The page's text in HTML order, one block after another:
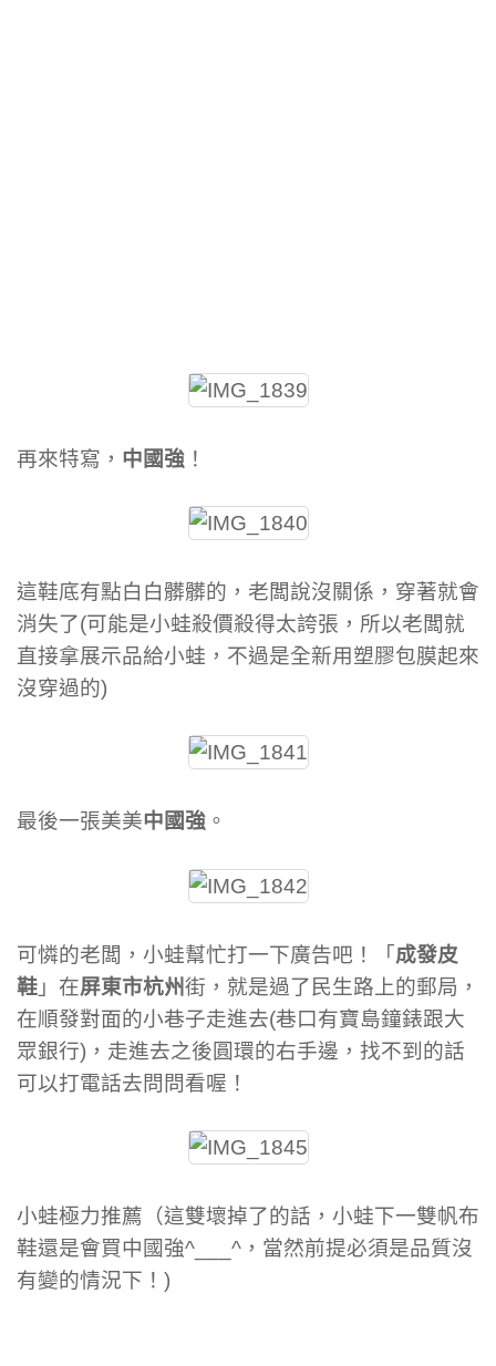
再來特寫， 中國強 ！
這鞋底有點白白髒髒的，老闆說沒關係，穿著就會
消失了(可能是小蛙殺價殺得太誇張，所以老闆就
直接拿展示品給小蛙，不過是全新用塑膠包膜起來
沒穿過的)
最後一張美美中國強 。
可憐的老闆，小蛙幫忙打一下廣告吧！「成發皮
鞋 」在屏東市杭州街，就是過了民生路上的郵局，
在順發對面的小巷子走進去(巷口有寶島鐘錶跟大
眾銀行)，走進去之後圓環的右手邊，找不到的話
可以打電話去問問看喔！
小蛙極力推薦（這雙壞掉了的話，小蛙下一雙帆布
鞋還是會買中國強^___^，當然前提必須是品質沒
有變的情況下！)